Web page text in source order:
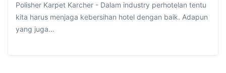
Polisher Karpet Karcher - Dalam industry perhotelan tentu
kita harus menjaga kebersihan hotel dengan baik. Adapun
yang juga…